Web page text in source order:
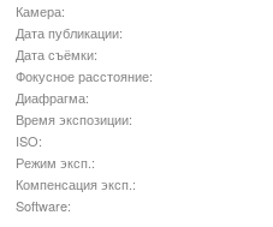
Камера:
Дата публикации:
Дата съёмки:
Фокусное расстояние:
Диафрагма:
Время экспозиции:
ISO:
Режим эксп.:
Компенсация эксп.:
Software: